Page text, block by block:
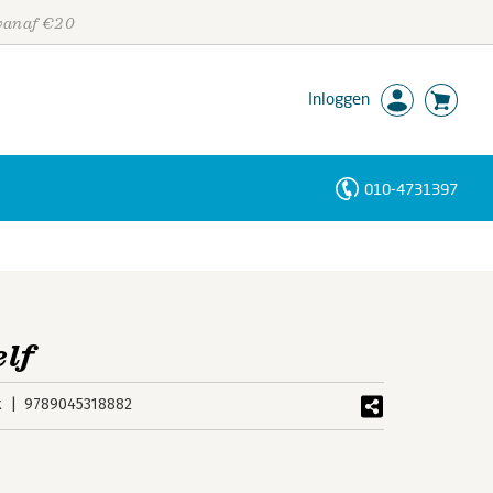
€20
Inloggen
010-4731397
9789045318882
Personen